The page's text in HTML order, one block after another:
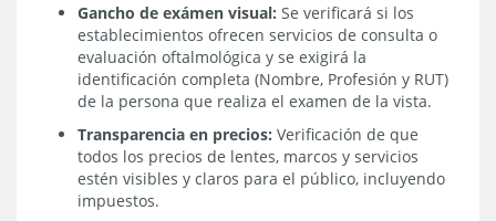
Gancho de exámen visual: Se verificará si los
establecimientos ofrecen servicios de consulta o
evaluación oftalmológica y se exigirá la
identificación completa (Nombre, Profesión y RUT)
de la persona que realiza el examen de la vista.
Transparencia en precios: Verificación de que
todos los precios de lentes, marcos y servicios
estén visibles y claros para el público, incluyendo
impuestos.